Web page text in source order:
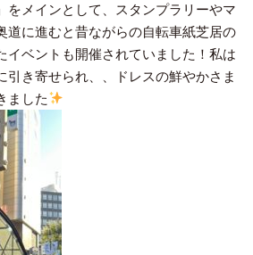
をメインとして、スタンプラリーやマ
道に進むと昔ながらの自転車紙芝居の
イベントも開催されていました！私は
引き寄せられ、、ドレスの鮮やかさま
ました